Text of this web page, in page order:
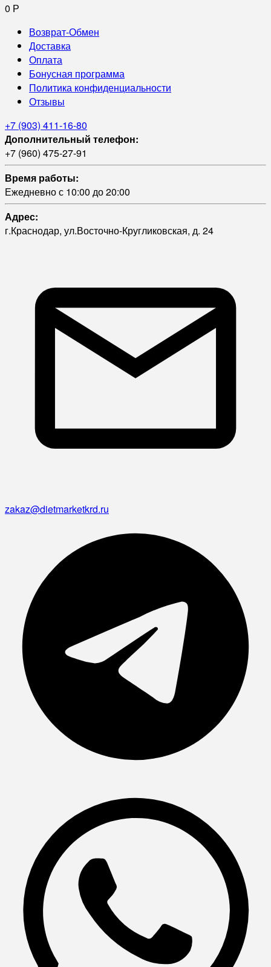
0 Р
Возврат-Обмен
Доставка
Оплата
Бонусная программа
Политика конфиденциальности
Отзывы
+7 (903) 411-16-80
Дополнительный телефон:
+7 (960) 475-27-91
Время работы:
Ежедневно с 10:00 до 20:00
Адрес:
г.Краснодар, ул.Восточно-Кругликовская, д. 24
zakaz@dietmarketkrd.ru